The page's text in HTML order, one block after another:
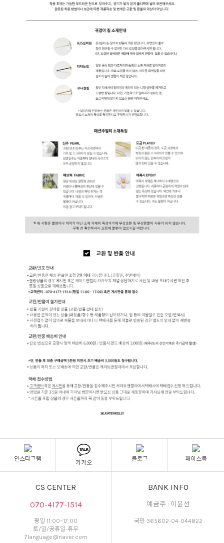
인스타그램
카카오
블로그 페이스북
CS CENTER
070-4177-1514
평일 11:00~17:00
토/일/공휴일-휴무
7language@naver.com
BANK INFO
예금주 : 이윤선
국민 365602-04-044822